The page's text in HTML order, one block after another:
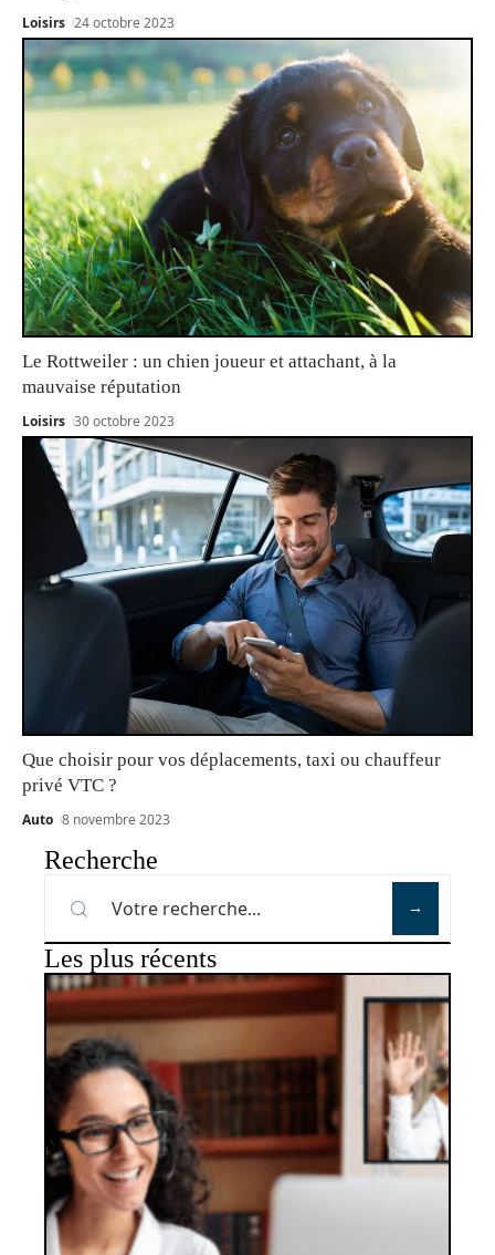
Loisirs 24 octobre 2023
Le Rottweiler : un chien joueur et attachant, à la
mauvaise réputation
Loisirs 30 octobre 2023
Que choisir pour vos déplacements, taxi ou chauffeur
privé VTC ?
Auto 8 novembre 2023
Recherche
Les plus récents